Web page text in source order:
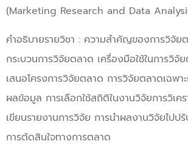
(Marketing Research and Data
คำอธิบายรายวิชา : ความสำคัญของการวิจั
กระบวนการวิจัยตลาด เครื่องมือใช้ในการวิจั
เสนอโครงการวิจัยตลาด การวิจัยตลาดเฉพา
ผลข้อมูล การเลือกใช้สถิติในงานวิจัยการวิเค
เขียนรายงานการวิจัย การนำผลงานวิจัยไปปรั
การตัดสินใจทางการตลาด